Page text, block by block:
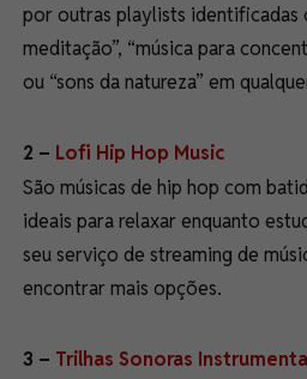
por outras playlists identificadas
meditação”, “música para
ou “sons da natureza” em
2 – Lofi Hip Hop Music
São músicas de hip hop com
ideais para relaxar enquanto
seu serviço de streaming de
encontrar mais opções.
3 – Trilhas Sonoras